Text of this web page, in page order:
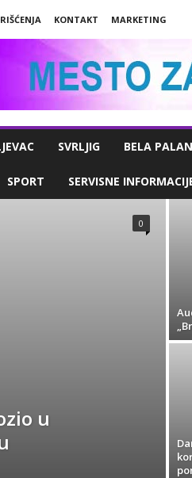
KONTAKT
MARKETING
SVRLJIG BELA
SPORT SERVISNE
u
0